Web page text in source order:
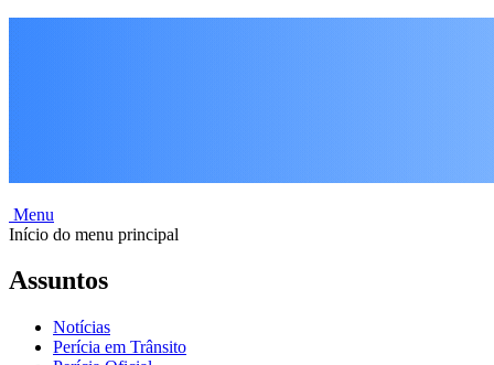
Menu
Início do menu principal
Assuntos
Notícias
Perícia em Trânsito